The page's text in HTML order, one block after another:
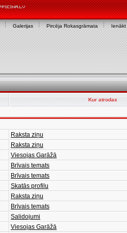
Galerijas Pircēja Rokasgrāmata Ienākt
Kur atrodas
Raksta ziņu
Raksta ziņu
Viesojas Garāžā
Brīvais temats
Brīvais temats
Skatās profilu
Raksta ziņu
Brīvais temats
Salidojumi
Viesojas Garāžā